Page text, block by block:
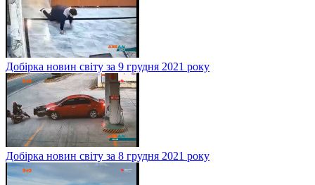
Добірка новин світу за 9 грудня 2021 року
Добірка новин світу за 8 грудня 2021 року